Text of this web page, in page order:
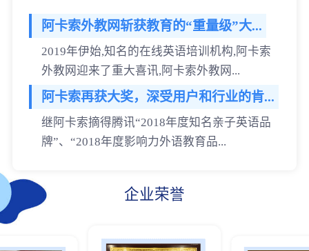
阿卡索外教网斩获教育的“重量级”大...
2019年伊始,知名的在线英语培训机构,阿卡索
外教网迎来了重大喜讯,阿卡索外教网...
阿卡索再获大奖，深受用户和行业的肯...
继阿卡索摘得腾讯“2018年度知名亲子英语品
牌”、“2018年度影响力外语教育品...
企业荣誉